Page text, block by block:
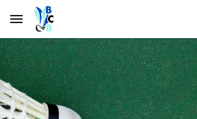
Skip to main content